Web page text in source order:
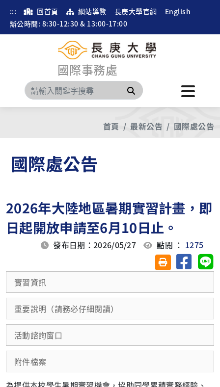
::: 回首頁 網站導覽 長庚大學官網
English
辦公時間: 8:30-12:30 & 13:00-17:00
國際事務處
搜尋
首頁 最新公告 國際處公告
國際處公告
2026年大陸地區暑期實習計畫，即
日起開放申請至6月10日止。
發布日期：2026/05/27 點閱 ： 1275
友善列印(另開視
分享至
實習資訊
重要說明（請務必仔細閱讀）
活動諮詢窗口
附件檔案